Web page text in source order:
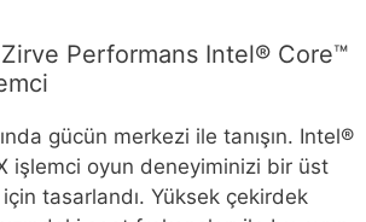
Performans Intel® Core™
gücün merkezi ile tanışın. Intel®
işlemci oyun deneyiminizi bir üst
tasarlandı. Yüksek çekirdek